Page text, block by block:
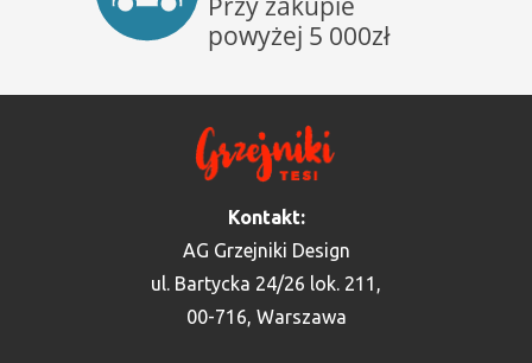
Kontakt:
AG Grzejniki Design
ul. Bartycka 24/26 lok. 211,
00-716, Warszawa